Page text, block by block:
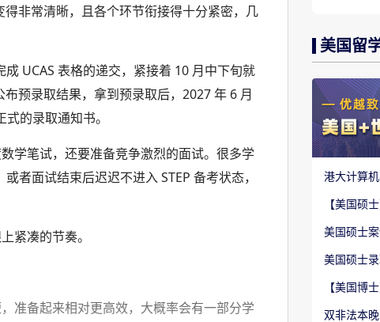
非常清晰，且各个环节衔接得十分紧密，几
UCAS 表格的递交，紧接着 10 月中下旬就
预录取结果，拿到预录取后，2027 年 6 月
的录取通知书。
学笔试，还要准备竞争激烈的面试。很多学
者面试结束后迟迟不进入 STEP 备考状态，
紧凑的节奏。
准备起来相对更高效，大概率会有一部分学
美国留
港大计算
【美国硕
美国硕士
美国硕士
【美国博
双非法本